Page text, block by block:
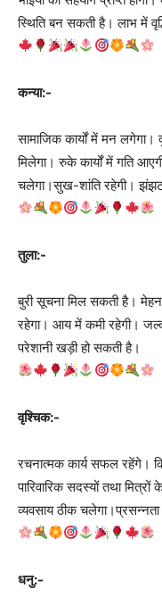
स्थिति बन सकती है। लाभ में
कन्या:-
सामाजिक कार्यों में मन
मिलेगा। रुके कार्यों में गति
चलेगा।सुख-शांति रहेगी।
तुला:-
बुरी सूचना मिल सकती है।
रहेगा। आय में कमी रहेगी।
परेशानी खड़ी हो सकती है।
वृश्चिक:-
रचनात्मक कार्य सफल रहेंगे।
पारिवारिक सदस्यों तथा
व्यवसाय ठीक चलेगा।प्रसन्नता
धनु:-